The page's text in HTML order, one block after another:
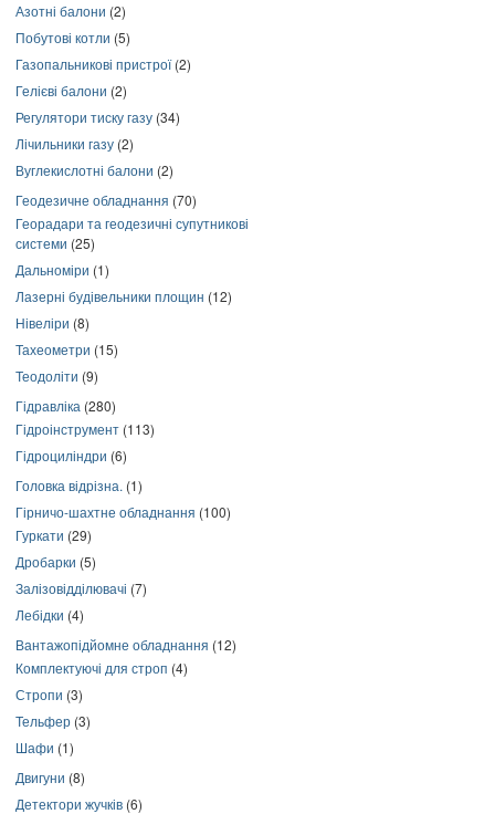
Азотні балони (2)
Побутові котли (5)
Газопальникові пристрої(2)
Гелієві балони (2)
Регулятори тиску газу (34)
Лічильники газу (2)
Вуглекислотні балони (2)
Геодезичне обладнання (70)
Георадари та геодезичні супутникові
системи (25)
Дальноміри (1)
Лазерні будівельники площин (12)
Нівеліри (8)
Тахеометри (15)
Теодоліти (9)
Гідравліка (280)
Гідроінструмент (113)
Гідроциліндри (6)
Головка відрізна. (1)
Гірничо-шахтне обладнання (100)
Гуркати (29)
Дробарки (5)
Залізовідділювачі (7)
Лебідки (4)
Вантажопідйомне обладнання (12)
Комплектуючі для строп (4)
Стропи (3)
Тельфер (3)
Шафи (1)
Двигуни (8)
Детектори жучків (6)